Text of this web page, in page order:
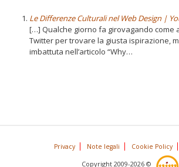
Le Differenze Culturali nel Web Design |
[…] Qualche giorno fa girovagando come
Twitter per trovare la giusta ispirazione,
imbattuta nell’articolo “Why…
Privacy Note legali Cookie Policy
Copyright 2009-2026 ©